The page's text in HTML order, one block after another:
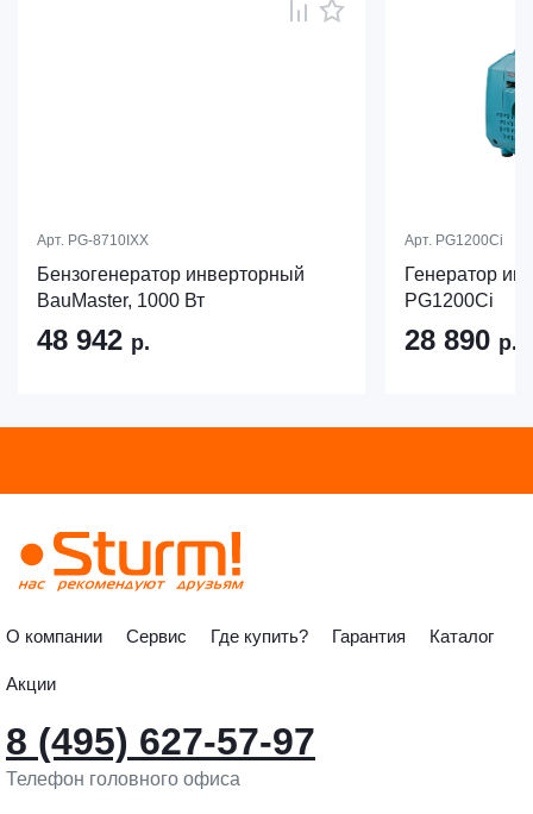
Арт. PG-8710IXX
Бензогенератор инверторный
BauMaster, 1000 Вт
48 942 р.
Арт. PG1200Ci
Генератор
PG1200Ci
28 890 р.
О компании Сервис Где купить? Гарантия Каталог
Акции
8 (495) 627-57-97
Телефон головного офиса